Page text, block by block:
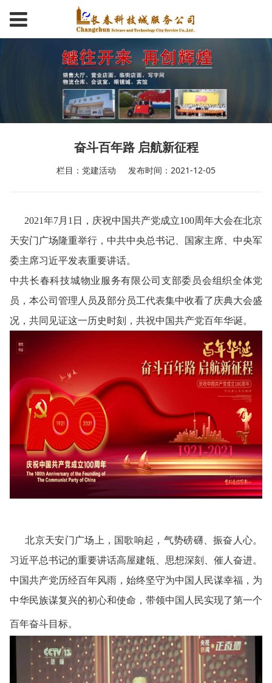
奋斗百年路 启航新征程
栏目：党建活动 发布时间：2021-12-05
2021年7月1日，庆祝中国共产党成立100周年大会在北京
天安门广场隆重举行，中共中央总书记、国家主席、中央军
委主席习近平发表重要讲话。
中共长春科技城物业服务有限公司支部委员会组织全体党
员，本公司管理人员及部分员工代表集中收看了庆典大会盛
况，共同见证这一历史时刻，共祝中国共产党百年华诞。
北京天安门广场上，国歌响起，气势磅礴、振奋人心。
习近平总书记的重要讲话高屋建瓴、思想深刻、催人奋进。
中国共产党历经百年风雨，始终坚守为中国人民谋幸福，为
中华民族谋复兴的初心和使命，带领中国人民实现了第一个
百年奋斗目标。